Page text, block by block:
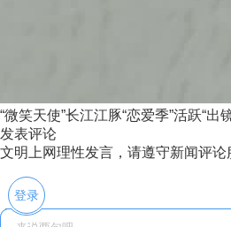
“微笑天使”长江江豚“恋爱季”活跃“出
发表评论
文明上网理性发言，请遵守新闻评论
登录